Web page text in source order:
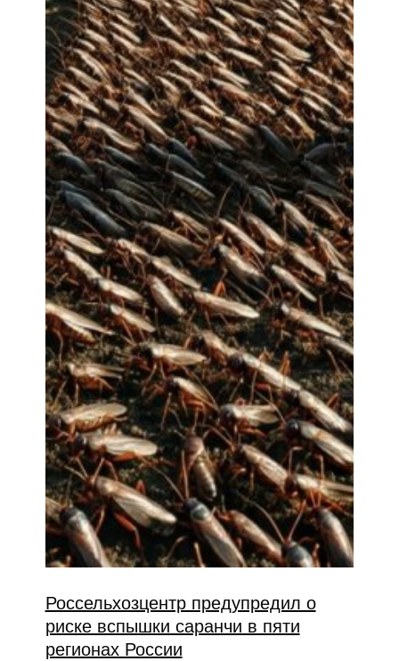
Россельхозцентр предупредил о
риске вспышки саранчи в пяти
регионах России